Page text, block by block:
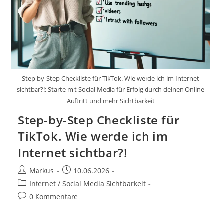
Step-by-Step Checkliste für TikTok. Wie werde ich im Internet
sichtbar?!: Starte mit Social Media für Erfolg durch deinen Online
Auftritt und mehr Sichtbarkeit
Step-by-Step Checkliste für
TikTok. Wie werde ich im
Internet sichtbar?!
Beitrags-
Autor:
Markus
Beitrag
veröffentlicht:
10.06.2026
Beitrags-
Kategorie:
Internet / Social Media Sichtbarkeit
Beitrags-
0 Kommentare